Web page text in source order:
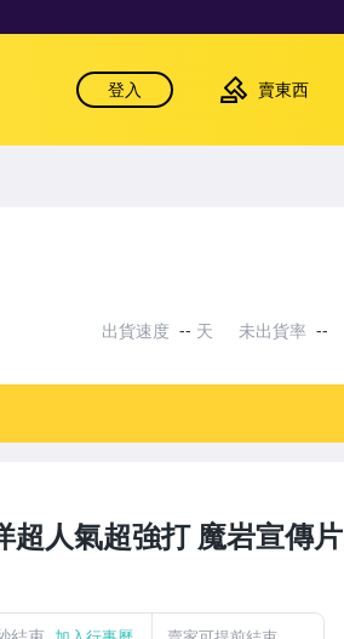
登入 賣東西
超人氣超強打 魔岩宣傳片
出貨速度 -- 天 未出貨率 --